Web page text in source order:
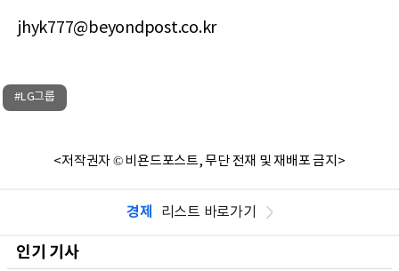
jhyk777@beyondpost.co.kr
#LG그룹
<저작권자 © 비욘드포스트, 무단 전재 및 재배포 금지>
경제 리스트 바로가기
인기 기사